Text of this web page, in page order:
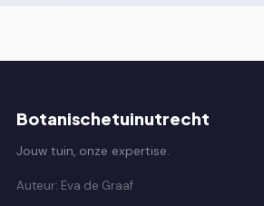
Botanischetuinutrecht
Jouw tuin, onze expertise.
Auteur: Eva de Graaf